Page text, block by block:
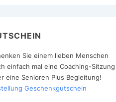
Sie einem lieben Menschen
einfach mal eine Coaching-Sitzung
eine Senioren Plus Begleitung!
Bestellung Geschenkgutschein